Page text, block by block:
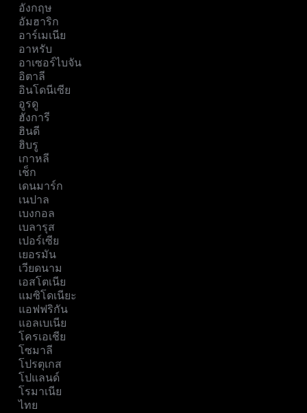
อังกฤษ
อัมฮาริก
อาร์เมเนีย
อาหรับ
อาเซอร์ไบจัน
อิตาลี
อินโดนีเซีย
อูรดู
ฮังการี
ฮินดี
ฮิบรู
เกาหลี
เช็ก
เดนมาร์ก
เนปาล
เบงกอล
เบลารุส
เปอร์เซีย
เยอรมัน
เวียดนาม
เอสโตเนีย
แมซิโดเนียะ
แอฟฟริกัน
แอลเบเนีย
โครเอเชีย
โซมาลี
โปรตุเกส
โปแลนด์
โรมาเนีย
ไทย